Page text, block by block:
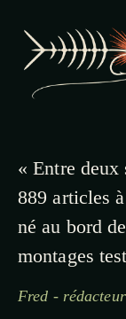
« Entre deux
889 articles
né au bord
montages
Fred -